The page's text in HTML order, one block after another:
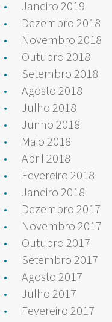
Janeiro 2019
Dezembro 2018
Novembro 2018
Outubro 2018
Setembro 2018
Agosto 2018
Julho 2018
Junho 2018
Maio 2018
Abril 2018
Fevereiro 2018
Janeiro 2018
Dezembro 2017
Novembro 2017
Outubro 2017
Setembro 2017
Agosto 2017
Julho 2017
Fevereiro 2017